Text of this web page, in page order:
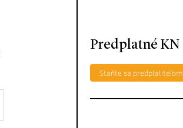
Predplatné KN
Staňte sa predplatiteľom